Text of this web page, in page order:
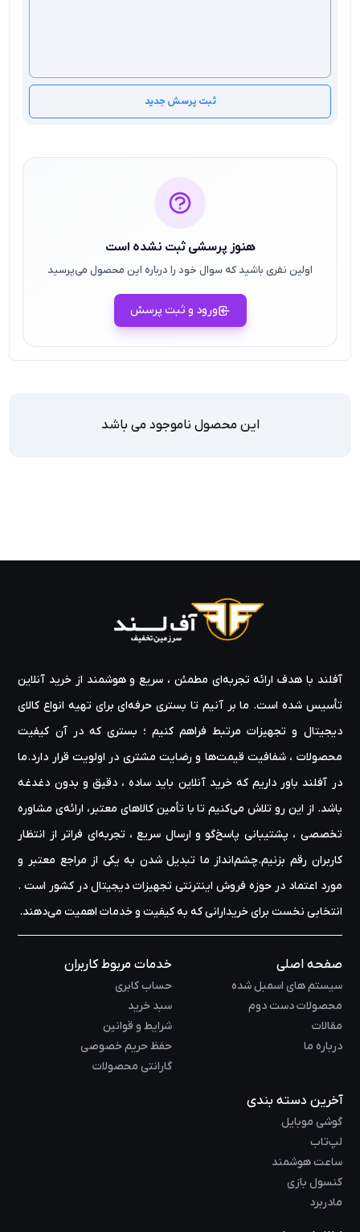
ثبت پرسش جدید
هنوز پرسشی ثبت نشده است
اولین نفری باشید که سوال خود را درباره این محصول می‌پرسید
ورود و ثبت پرسش
این محصول ناموجود می باشد
آفلند با هدف ارائه‌ تجربه‌ای مطمئن ، سریع و هوشمند از خرید آنلاین
تأسیس شده است. ما بر آنیم تا بستری حرفه‌ای برای تهیه‌ انواع کالای
دیجیتال و تجهیزات مرتبط فراهم کنیم ؛ بستری که در آن کیفیت
محصولات ، شفافیت قیمت‌ها و رضایت مشتری در اولویت قرار دارد.ما
در آفلند باور داریم که خرید آنلاین باید ساده ، دقیق و بدون دغدغه
باشد. از این رو تلاش می‌کنیم تا با تأمین کالاهای معتبر، ارائه‌ی مشاوره‌
تخصصی ، پشتیبانی پاسخ‌گو و ارسال سریع ، تجربه‌ای فراتر از انتظار
کاربران رقم بزنیم.چشم‌انداز ما تبدیل شدن به یکی از مراجع معتبر و
مورد اعتماد در حوزه‌ فروش اینترنتی تجهیزات دیجیتال در کشور است .
انتخابی نخست برای خریدارانی که به کیفیت و خدمات اهمیت می‌دهند.
صفحه اصلی
سیستم های اسمبل شده
محصولات دست دوم
مقالات
درباره ما
خدمات مربوط کاربران
حساب کابری
سبد خرید
شرایط و قوانین
حفظ حریم خصوصی
گارانتی محصولات
آخرین دسته بندی
گوشی موبایل
لپ‌تاب
ساعت هوشمند
کنسول بازی
مادربرد